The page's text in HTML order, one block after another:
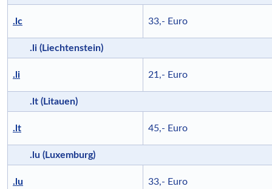
.lc 33,- Euro
.li (Liechtenstein)
.li 21,- Euro
.lt (Litauen)
.lt 45,- Euro
.lu (Luxemburg)
.lu 33,- Euro